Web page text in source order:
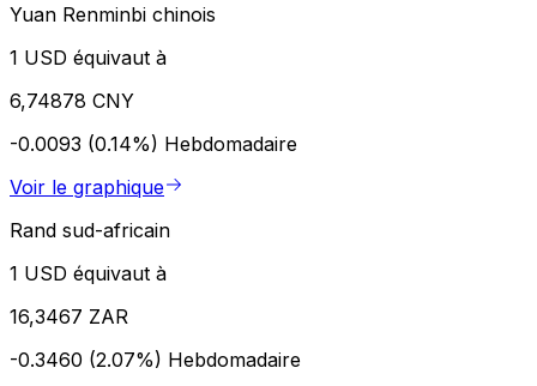
Yuan Renminbi chinois
1 USD équivaut à
6,74878 CNY
-0.0093 (0.14%) Hebdomadaire
Voir le graphique
Rand sud-africain
1 USD équivaut à
16,3467 ZAR
-0.3460 (2.07%) Hebdomadaire